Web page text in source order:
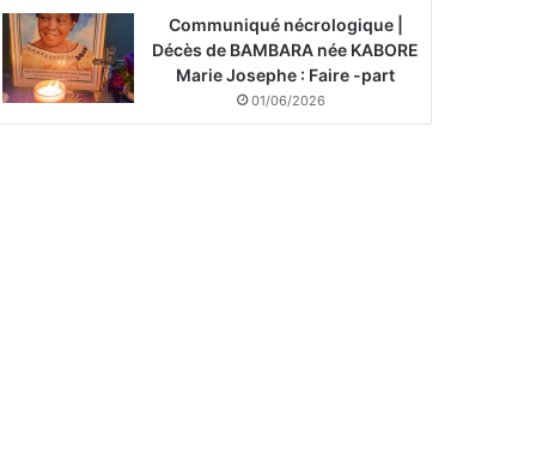
Communiqué nécrologique |
Décès de BAMBARA née KABORE
Marie Josephe : Faire -part
01/06/2026